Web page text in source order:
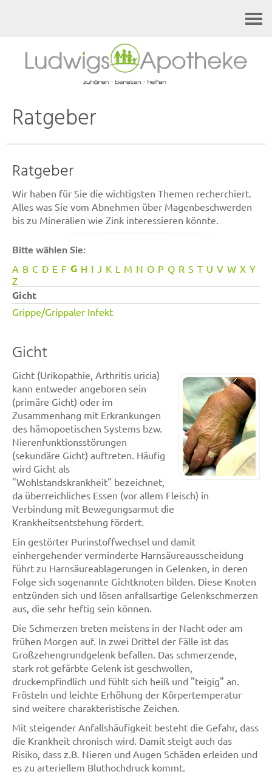
Ratgeber
Ratgeber
Wir haben für Sie die wichtigsten Themen recherchiert.
Alles was Sie vom Abnehmen über Magenbeschwerden
bis zu Mineralien wie Zink interessieren könnte.
Bitte wählen Sie:
A B C D E F G H I J K L M N O P Q R S T U V W X Y
Z
Gicht
Grippe/Grippaler Infekt
Gicht
Gicht (Urikopathie, Arthritis uricia)
kann entweder angeboren sein
(primäre Gicht) oder im
Zusammenhang mit Erkrankungen
des hämopoetischen Systems bzw.
Nierenfunktionsstörungen
(sekundäre Gicht) auftreten. Häufig
wird Gicht als
"Wohlstandskrankheit" bezeichnet,
da überreichliches Essen (vor allem Fleisch) in
Verbindung mit Bewegungsarmut die
Krankheitsentstehung fördert.
Ein gestörter Purinstoffwechsel und damit
einhergehender verminderte Harnsäureausscheidung
führt zu Harnsäureablagerungen in Gelenken, in deren
Folge sich sogenannte Gichtknoten bilden. Diese Knoten
entzünden sich und lösen anfallsartige Gelenkschmerzen
aus, die sehr heftig sein können.
Die Schmerzen treten meistens in der Nacht oder am
frühen Morgen auf. In zwei Drittel der Fälle ist das
Großzehengrundgelenk befallen. Das schmerzende,
stark rot gefärbte Gelenk ist geschwollen,
druckempfindlich und fühlt sich heiß und "teigig" an.
Frösteln und leichte Erhöhung der Körpertemperatur
sind weitere charakteristische Zeichen.
Mit steigender Anfallshäufigkeit besteht die Gefahr, dass
die Krankheit chronisch wird. Damit steigt auch das
Risiko, dass z.B. Nieren und Augen Schäden erleiden und
es zu arteriellem Bluthochdruck kommt.